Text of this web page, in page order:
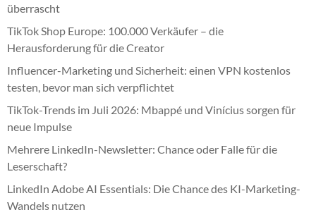
überrascht
TikTok Shop Europe: 100.000 Verkäufer – die
Herausforderung für die Creator
Influencer-Marketing und Sicherheit: einen VPN kostenlos
testen, bevor man sich verpflichtet
TikTok-Trends im Juli 2026: Mbappé und Vinícius sorgen für
neue Impulse
Mehrere LinkedIn-Newsletter: Chance oder Falle für die
Leserschaft?
LinkedIn Adobe AI Essentials: Die Chance des KI-Marketing-
Wandels nutzen